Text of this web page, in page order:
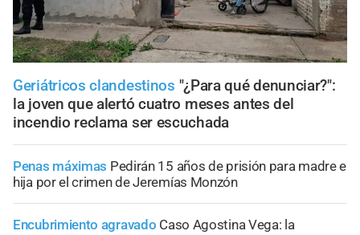
Geriátricos clandestinos "¿Para qué denunciar?":
la joven que alertó cuatro meses antes del
incendio reclama ser escuchada
Penas máximas Pedirán 15 años de prisión para madre e
hija por el crimen de Jeremías Monzón
Encubrimiento agravado Caso Agostina Vega: la